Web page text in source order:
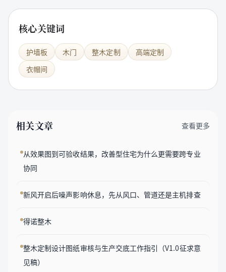
核心关键词
护墙板 木门 整木定制
高端定制
衣帽间
相关文章 查看更多
从效果图到可验收结果，改善型住宅为什么更需要跨专业
协同
新风开启后噪声影响休息，先从风口、管道还是主机排查
得诺整木
整木定制设计图纸审核与生产交底工作指引（V1.0征求意
见稿）